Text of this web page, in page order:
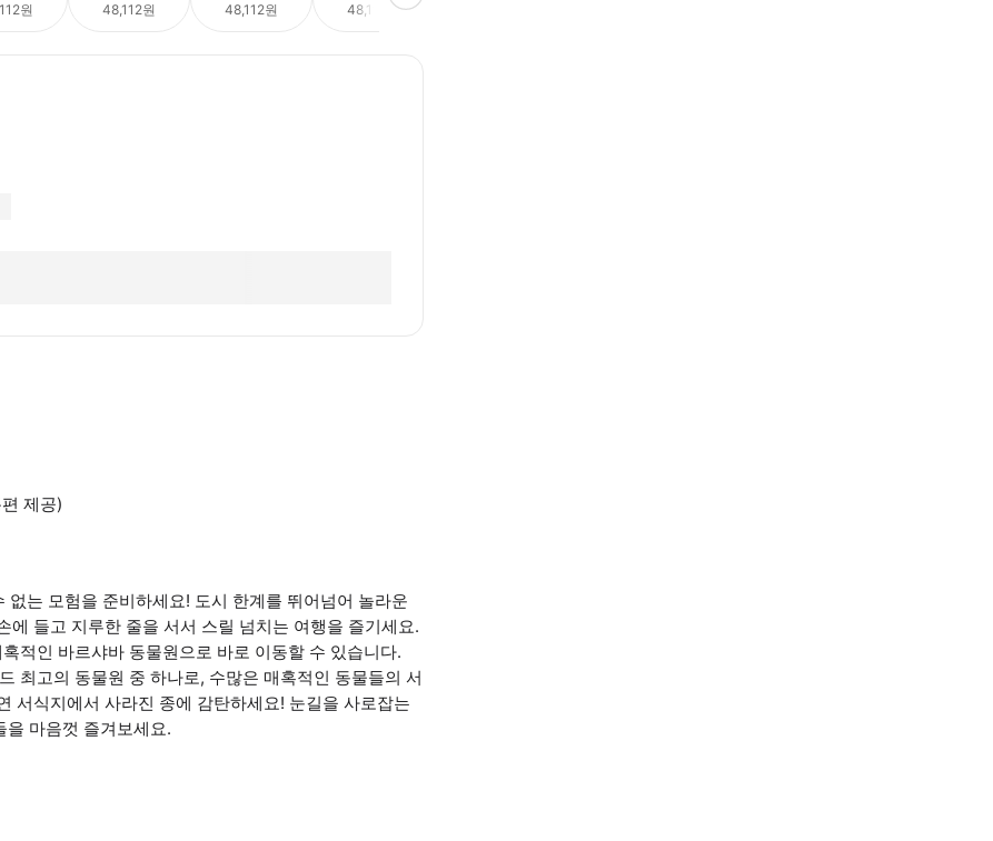
원 48,112원 48,112원 48,112원
제공)
는 모험을 준비하세요! 도시 한계를 뛰어넘어 놀라운
들고 지루한 줄을 서서 스릴 넘치는 여행을 즐기세요.
적인 바르샤바 동물원으로 바로 이동할 수 있습니다.
최고의 동물원 중 하나로, 수많은 매혹적인 동물들의 서
서식지에서 사라진 종에 감탄하세요! 눈길을 사로잡는
을 마음껏 즐겨보세요.